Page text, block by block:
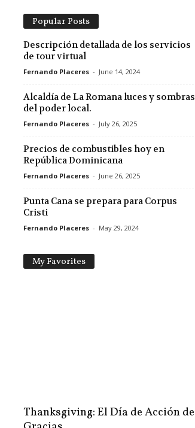
Popular Posts
Descripción detallada de los servicios
de tour virtual
Fernando Placeres - June 14, 2024
Alcaldía de La Romana luces y sombras
del poder local.
Fernando Placeres - July 26, 2025
Precios de combustibles hoy en
República Dominicana
Fernando Placeres - June 26, 2025
Punta Cana se prepara para Corpus
Cristi
Fernando Placeres - May 29, 2024
My Favorites
Thanksgiving: El Día de Acción de